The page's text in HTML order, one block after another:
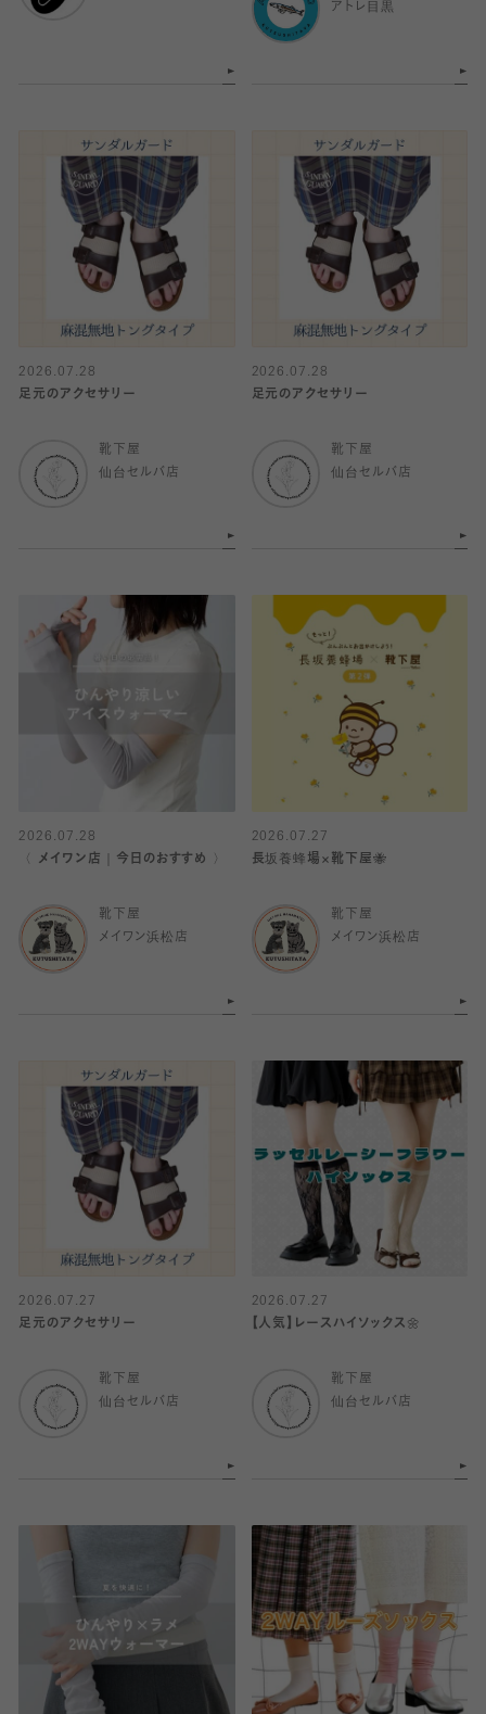
アトレ目黒
2026.07.28
足元のアクセサリー
靴下屋
仙台セルバ店
2026.07.28
足元のアクセサリー
靴下屋
仙台セルバ店
2026.07.28
〈 メイワン店｜今日のおすすめ 〉
靴下屋
メイワン浜松店
2026.07.27
長坂養蜂場×靴下屋🐝
靴下屋
メイワン浜松店
2026.07.27
足元のアクセサリー
靴下屋
仙台セルバ店
2026.07.27
【人気】レースハイソックス🌼
靴下屋
仙台セルバ店